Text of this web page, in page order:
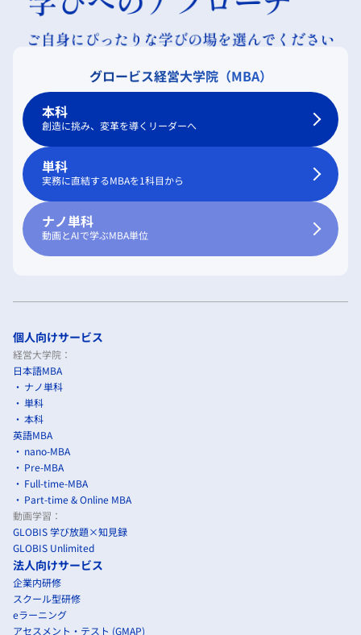
グロービス経営大学院（MBA）
本科
創造に挑み、変革を導くリーダーへ
単科
実務に直結するMBAを1科目から
ナノ単科
動画とAIで学ぶMBA単位
個人向けサービス
経営大学院：
日本語MBA
ナノ単科
単科
本科
英語MBA
nano-MBA
Pre-MBA
Full-time-MBA
Part-time & Online MBA
動画学習：
GLOBIS 学び放題×知見録
GLOBIS Unlimited
法人向けサービス
企業内研修
スクール型研修
eラーニング
アセスメント・テスト (GMAP)